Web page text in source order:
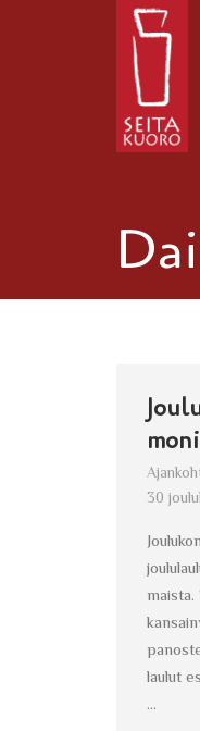
30
maista.
laulut
…